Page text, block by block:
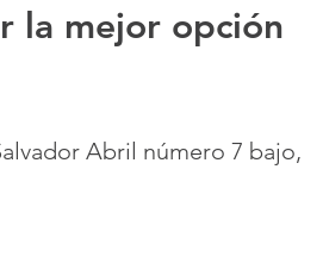
la mejor opción
Abril número 7 bajo,